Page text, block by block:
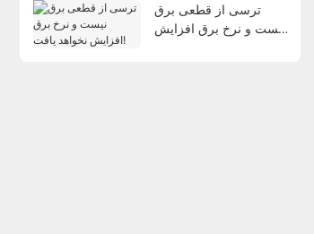
ترسی از قطعی برق
نیست و نرخ برق افزایش